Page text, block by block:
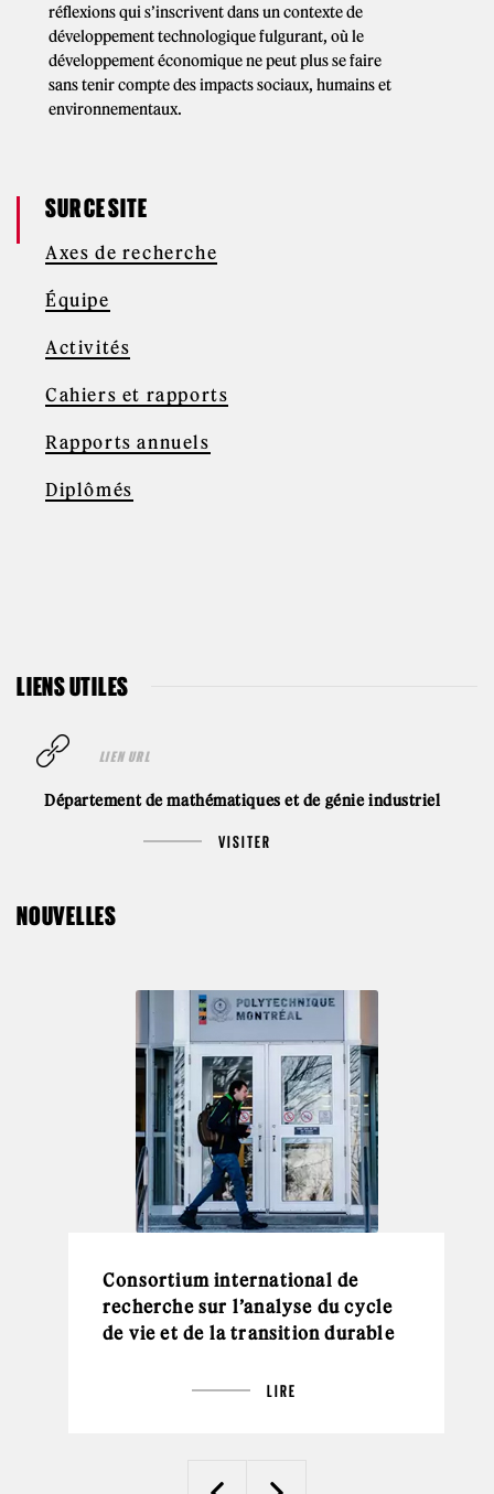
réflexions qui s’inscrivent dans un contexte de
développement technologique fulgurant, où le
développement économique ne peut plus se faire
sans tenir compte des impacts sociaux, humains et
environnementaux.
SUR CE SITE
Axes de recherche
Équipe
Activités
Cahiers et rapports
Rapports annuels
Diplômés
LIENS UTILES
LIEN URL
Département de mathématiques et de génie industriel
VISITER
NOUVELLES
Consortium international de
recherche sur l’analyse du cycle
de vie et de la transition durable
LIRE